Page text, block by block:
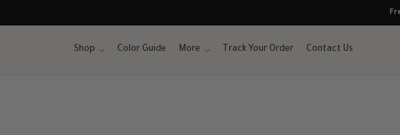
to
Shop Color Guide More Track Your Order Contact Us